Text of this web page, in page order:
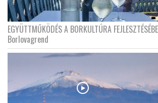
EGYÜTTMŰKÖDÉS A BORKULTÚRA
Borlovagrend